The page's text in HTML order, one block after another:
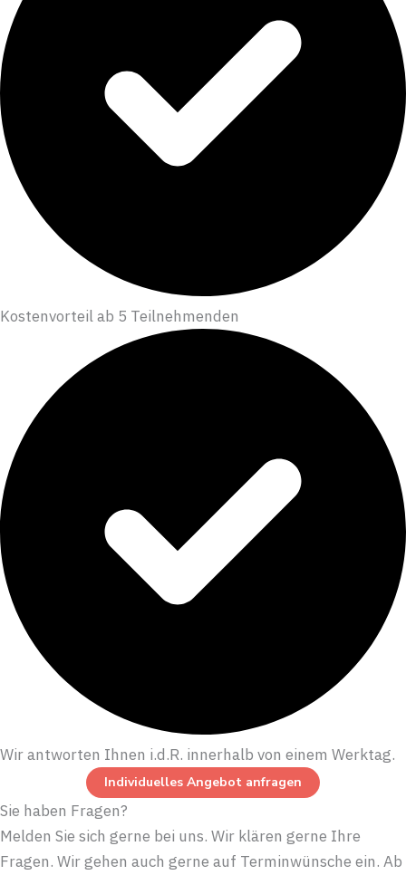
Kostenvorteil ab 5 Teilnehmenden
Wir antworten Ihnen i.d.R. innerhalb von einem Werktag.
Individuelles Angebot anfragen
Sie haben Fragen?
Melden Sie sich gerne bei uns. Wir klären gerne Ihre
Fragen. Wir gehen auch gerne auf Terminwünsche ein. Ab